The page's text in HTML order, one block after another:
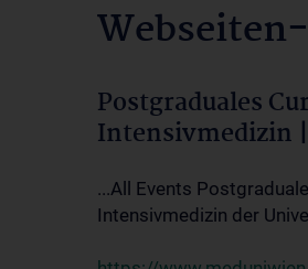
Postgraduales
Intensivmedizin
...All Events
Intensivmedizin der